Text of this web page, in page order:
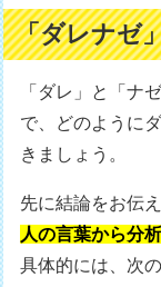
「ダレナゼ
「ダレ」と「ナ
で、どのように
きましょう。
先に結論をお伝
人の言葉から分
具体的には、次